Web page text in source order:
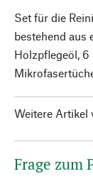
Set für die
bestehend aus
Holzpflegeöl,
Weitere Artikel
Frage zum